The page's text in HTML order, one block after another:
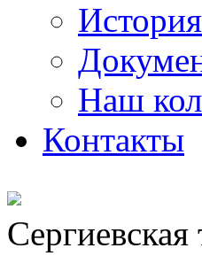
Наш
Контакты